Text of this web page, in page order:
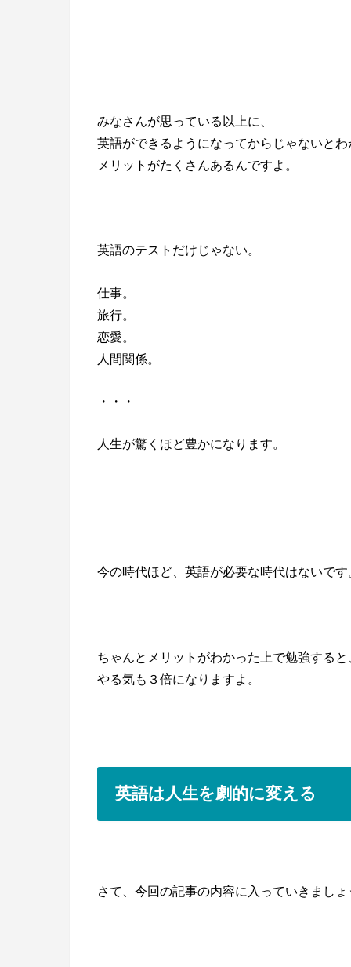
みなさんが思っている以上に、
英語ができるようになってからじゃないと
メリットがたくさんあるんですよ。
英語のテストだけじゃない。
仕事。
旅行。
恋愛。
人間関係。
・・・
人生が驚くほど豊かになります。
今の時代ほど、英語が必要な時代はないです
ちゃんとメリットがわかった上で勉強すると
やる気も３倍になりますよ。
英語は人生を劇的に変える
さて、今回の記事の内容に入っていきましょ